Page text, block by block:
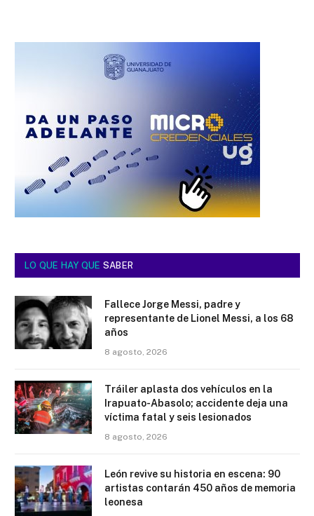
LO QUE HAY QUE SABER
Fallece Jorge Messi, padre y
representante de Lionel Messi, a los 68
años
8 agosto, 2026
Tráiler aplasta dos vehículos en la
Irapuato-Abasolo; accidente deja una
víctima fatal y seis lesionados
8 agosto, 2026
León revive su historia en escena: 90
artistas contarán 450 años de memoria
leonesa